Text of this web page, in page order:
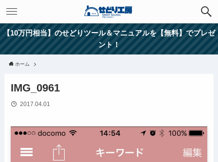
【10万円相当】のせどりツール＆マニュアルを【無料】でプレゼ
ント！
ホーム
IMG_0961
2017.04.01